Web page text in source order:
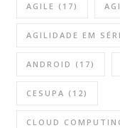
AGILE (17)
AGILIDADE EM
ANDROID (17)
CESUPA (12)
CLOUD